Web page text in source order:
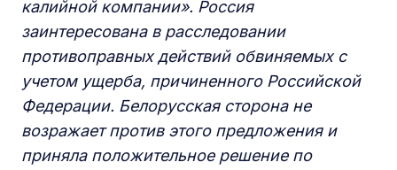
калийной компании». Россия
заинтересована в расследовании
противоправных действий обвиняемых с
учетом ущерба, причиненного Российской
Федерации. Белорусская сторона не
возражает против этого предложения и
приняла положительное решение по